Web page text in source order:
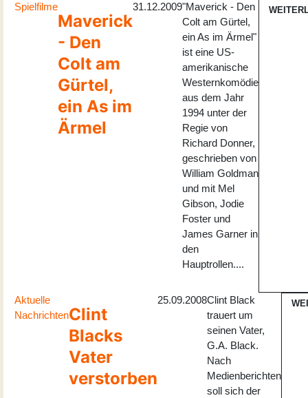
Spielfilme
Maverick
- Den
Colt am
Gürtel,
ein As im
Ärmel
31.12.2009"Maverick - Den
Colt am Gürtel,
ein As im Ärmel"
ist eine US-
amerikanische
Westernkomödie
aus dem Jahr
1994 unter der
Regie von
Richard Donner,
geschrieben von
William Goldman
und mit Mel
Gibson, Jodie
Foster und
James Garner in
den
Hauptrollen....
Aktuelle
NachrichtenClint
Blacks
Vater
verstorben
25.09.2008Clint Black
trauert um
seinen Vater,
G.A. Black.
Nach
Medienberichten
soll sich der